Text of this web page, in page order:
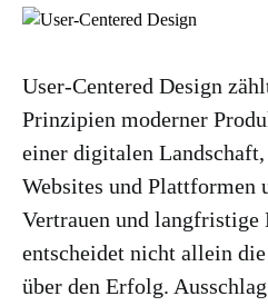
User-Centered Design
Prinzipien moderner
einer digitalen
Websites und Plattformen
Vertrauen und
entscheidet nicht allein
über den Erfolg.